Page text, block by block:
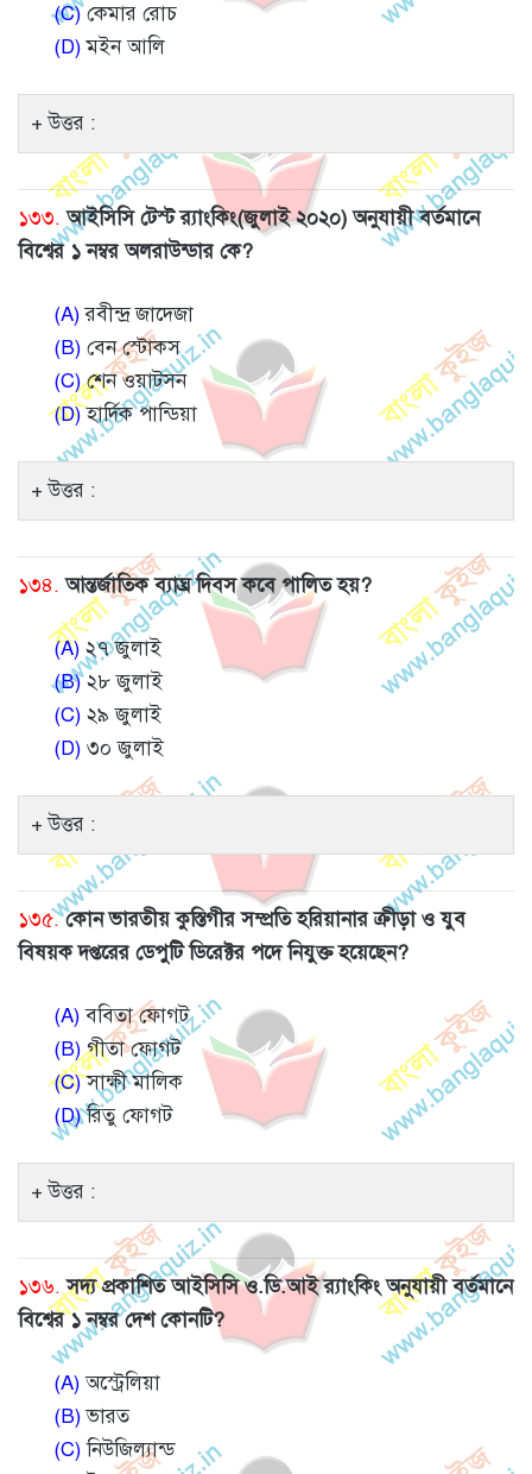
(C)কেমার রোচ
(D)মইন আলি
উত্তর :
১৩৩. আইসিসি টেস্ট র‍্যাংকিং(জুলাই ২০২০) অনুযায়ী বর্তমানে
বিশ্বের ১ নম্বর অলরাউন্ডার কে?
(A)রবীন্দ্র জাদেজা
(B) বেন স্টোকস
(C)শেন ওয়াটসন
(D)হার্দিক পান্ডিয়া
উত্তর :
১৩৪. আন্তর্জাতিক ব্যাঘ্র দিবস কবে পালিত হয়?
(A) ২৭ জুলাই
(B)২৮ জুলাই
(C) ২৯ জুলাই
(D) ৩০ জুলাই
উত্তর :
১৩৫. কোন ভারতীয় কুস্তিগীর সম্প্রতি হরিয়ানার ক্রীড়া ও যুব
বিষয়ক দপ্তরের ডেপুটি ডিরেক্টর পদে নিযুক্ত হয়েছেন?
(A)ববিতা ফোগট
(B)গীতা ফোগট
(C)সাক্ষী মালিক
(D)রিতু ফোগট
উত্তর :
১৩৬. সদ্য প্রকাশিত আইসিসি ও.ডি.আই র‍্যাংকিং অনুযায়ী বর্তমানে
বিশ্বের ১ নম্বর দেশ কোনটি?
(A)অস্ট্রেলিয়া
(B)ভারত
(C)নিউজিল্যান্ড